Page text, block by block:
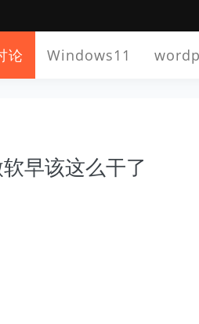
论 Windows11
早该这么干了